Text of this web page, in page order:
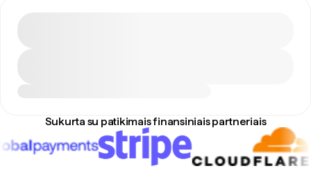
Sukurta su patikimais finansiniais partneriais